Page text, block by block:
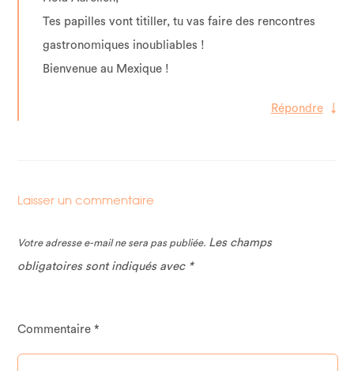
Tes papilles vont titiller, tu vas faire des rencontres
gastronomiques inoubliables !
Bienvenue au Mexique !
Répondre ↓
Laisser un commentaire
Votre adresse e-mail ne sera pas publiée. Les champs
obligatoires sont indiqués avec *
Commentaire*